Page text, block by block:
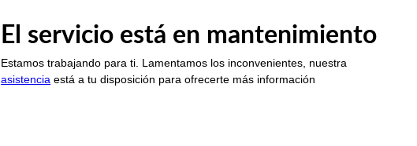
El servicio está en mantenimiento
Estamos trabajando para ti. Lamentamos los inconvenientes, nuestra
asistencia está a tu disposición para ofrecerte más información